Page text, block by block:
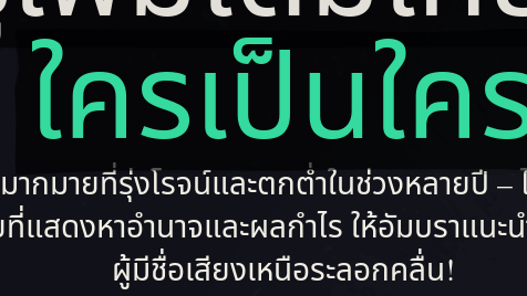
ใครเป็นใค
กมายที่รุ่งโรจน์และตกต่ำในช่วงหลายปี –
สดงหาอำนาจและผลกำไร ให้อัมบราแนะ
ผู้มีชื่อเสียงเหนือระลอกคลื่น!